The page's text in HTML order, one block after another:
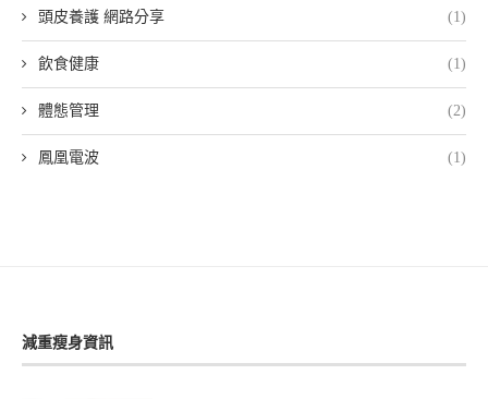
頭皮養護 網路分享 (1)
飲食健康 (1)
體態管理 (2)
鳳凰電波 (1)
減重瘦身資訊